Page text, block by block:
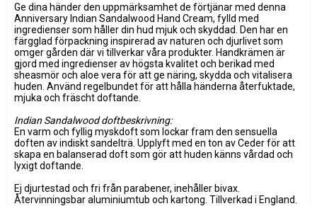
Ge dina händer den uppmärksamhet de förtjänar med denna
Anniversary Indian Sandalwood Hand Cream, fylld med
ingredienser som håller din hud mjuk och skyddad. Den har en
färgglad förpackning inspirerad av naturen och djurlivet som
omger gården där vi tillverkar våra produkter. Handkrämen är
gjord med ingredienser av högsta kvalitet och berikad med
sheasmör och aloe vera för att ge näring, skydda och vitalisera
huden. Använd regelbundet för att hålla händerna återfuktade,
mjuka och fräscht doftande.
Indian Sandalwood doftbeskrivning:
En varm och fyllig myskdoft som lockar fram den sensuella
doften av indiskt sandelträ. Upplyft med en ton av Ceder för att
skapa en balanserad doft som gör att huden känns vårdad och
lyxigt doftande.
Ej djurtestad och fri från parabener, inehåller bivax.
Återvinningsbar aluminiumtub och kartong. Tillverkad i England.